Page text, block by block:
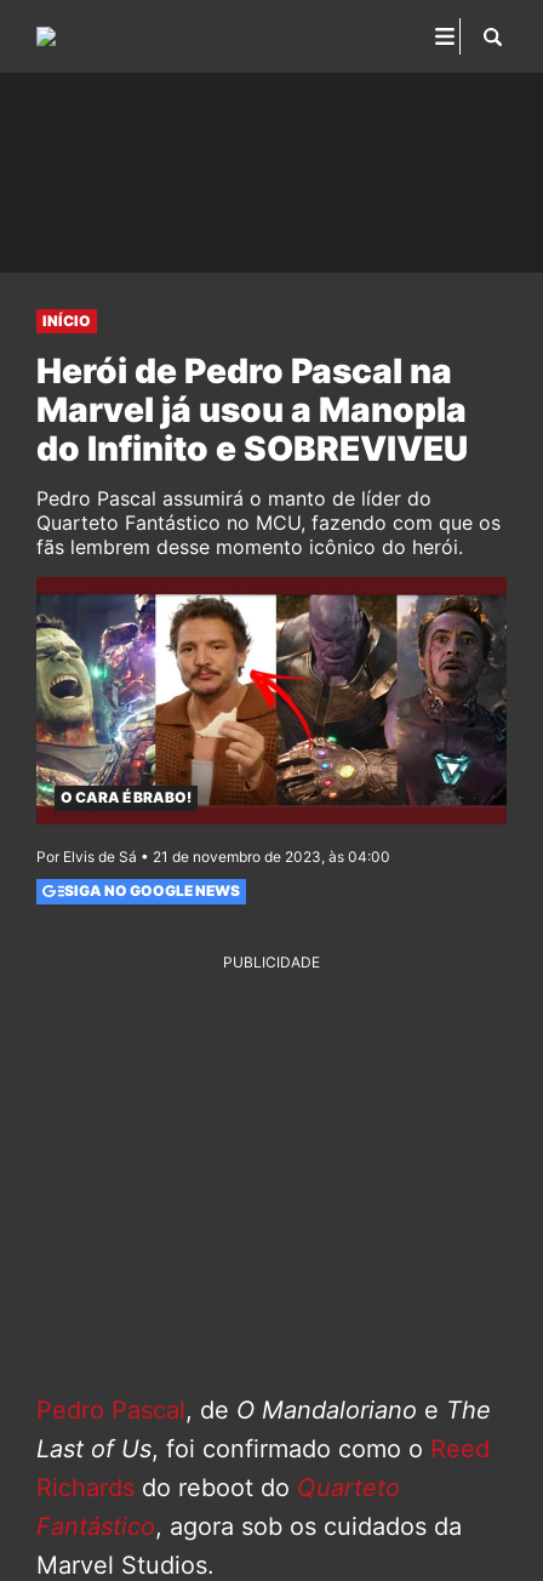
INÍCIO
Herói de Pedro Pascal na
Marvel já usou a Manopla
do Infinito e SOBREVIVEU
Pedro Pascal assumirá o manto de líder do
Quarteto Fantástico no MCU, fazendo com que os
fãs lembrem desse momento icônico do herói.
O CARA É BRABO!
Por Elvis de Sá • 21 de novembro de 2023, às 04:00
SIGA NO GOOGLE NEWS
PUBLICIDADE
Pedro Pascal, de O Mandaloriano e The
Last of Us, foi confirmado como o Reed
Richards do reboot do Quarteto
Fantástico, agora sob os cuidados da
Marvel Studios.